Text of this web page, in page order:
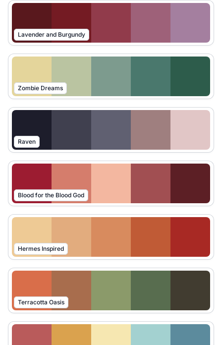
Lavender and Burgundy
Zombie Dreams
Raven
Blood for the Blood God
Hermes Inspired
Terracotta Oasis